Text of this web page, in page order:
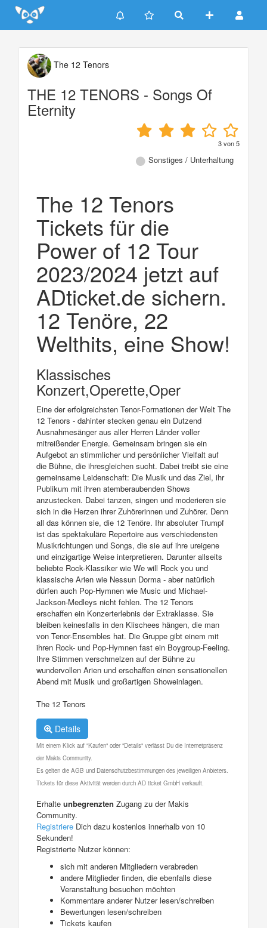
Update cookies preferences
The 12 Tenors
THE 12 TENORS - Songs Of
Eternity
3von5
Sonstiges / Unterhaltung
The 12 Tenors
Tickets für die
Power of 12 Tour
2023/2024 jetzt auf
ADticket.de sichern.
12 Tenöre, 22
Welthits, eine Show!
Klassisches
Konzert,Operette,Oper
Eine der erfolgreichsten Tenor-Formationen der Welt The
12 Tenors - dahinter stecken genau ein Dutzend
Ausnahmesänger aus aller Herren Länder voller
mitreißender Energie. Gemeinsam bringen sie ein
Aufgebot an stimmlicher und persönlicher Vielfalt auf
die Bühne, die ihresgleichen sucht. Dabei treibt sie eine
gemeinsame Leidenschaft: Die Musik und das Ziel, ihr
Publikum mit ihren atemberaubenden Shows
anzustecken. Dabei tanzen, singen und moderieren sie
sich in die Herzen ihrer Zuhörerinnen und Zuhörer. Denn
all das können sie, die 12 Tenöre. Ihr absoluter Trumpf
ist das spektakuläre Repertoire aus verschiedensten
Musikrichtungen und Songs, die sie auf ihre ureigene
und einzigartige Weise interpretieren. Darunter allseits
beliebte Rock-Klassiker wie We will Rock you und
klassische Arien wie Nessun Dorma - aber natürlich
dürfen auch Pop-Hymnen wie Music und Michael-
Jackson-Medleys nicht fehlen. The 12 Tenors
erschaffen ein Konzerterlebnis der Extraklasse. Sie
bleiben keinesfalls in den Klischees hängen, die man
von Tenor-Ensembles hat. Die Gruppe gibt einem mit
ihren Rock- und Pop-Hymnen fast ein Boygroup-Feeling.
Ihre Stimmen verschmelzen auf der Bühne zu
wundervollen Arien und erschaffen einen sensationellen
Abend mit Musik und großartigen Showeinlagen.
The 12 Tenors
Details
Mit einem Klick auf "Kaufen" oder "Details" verlässt Du die Internetpräsenz
der Makis Community.
Es gelten die AGB und Datenschutzbestimmungen des jeweiligen Anbieters.
Tickets für diese Aktivität werden durch AD ticket GmbH verkauft.
Erhalte unbegrenzten Zugang zu der Makis
Community.
Registriere Dich dazu kostenlos innerhalb von 10
Sekunden!
Registrierte Nutzer können:
sich mit anderen Mitgliedern verabreden
andere Mitglieder finden, die ebenfalls diese
Veranstaltung besuchen möchten
Kommentare anderer Nutzer lesen/schreiben
Bewertungen lesen/schreiben
Tickets kaufen